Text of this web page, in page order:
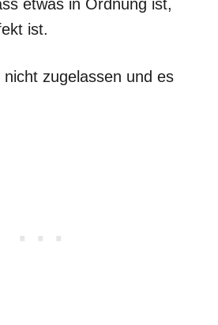
etwas in Ordnung ist,
ist.
zugelassen und es